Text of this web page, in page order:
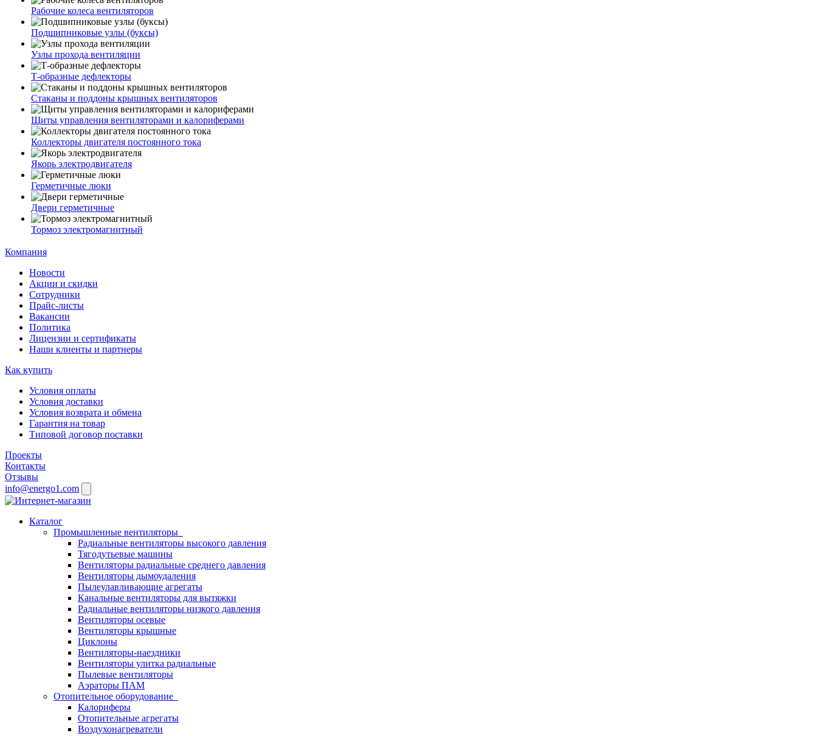
Рабочие колеса вентиляторов
Подшипниковые узлы (буксы)
Узлы прохода вентиляции
Т-образные дефлекторы
Стаканы и поддоны крышных вентиляторов
Щиты управления вентиляторами и калориферами
Коллекторы двигателя постоянного тока
Якорь электродвигателя
Герметичные люки
Двери герметичные
Тормоз электромагнитный
Компания
Новости
Акции и скидки
Сотрудники
Прайс-листы
Вакансии
Политика
Лицензии и сертификаты
Наши клиенты и партнеры
Как купить
Условия оплаты
Условия доставки
Условия возврата и обмена
Гарантия на товар
Типовой договор поставки
Проекты
Контакты
Отзывы
info@energo1.com
Каталог
Промышленные вентиляторы
Радиальные вентиляторы высокого давления
Тягодутьевые машины
Вентиляторы радиальные среднего давления
Вентиляторы дымоудаления
Пылеулавливающие агрегаты
Канальные вентиляторы для вытяжки
Радиальные вентиляторы низкого давления
Вентиляторы осевые
Вентиляторы крышные
Циклоны
Вентиляторы-наездники
Вентиляторы улитка радиальные
Пылевые вентиляторы
Аэраторы ПАМ
Отопительное оборудование
Калориферы
Отопительные агрегаты
Воздухонагреватели